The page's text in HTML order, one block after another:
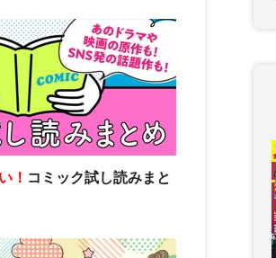
！ コミック試し読みまと